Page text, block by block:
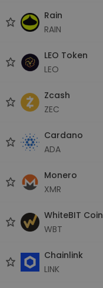
Rain
RAIN
LEO Token
LEO
Zcash
ZEC
Cardano
ADA
Monero
XMR
WhiteBIT Coin
WBT
Chainlink
LINK